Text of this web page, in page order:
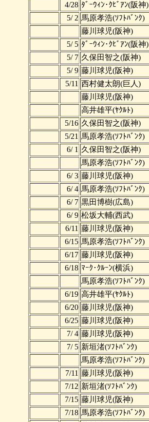
4/28 ﾀﾞｰｳｨﾝ･ｸﾋﾞｱﾝ(阪神)
5/ 2 馬原孝浩(ｿﾌﾄﾊﾞﾝｸ)
藤川球児(阪神)
5/ 5 ﾀﾞｰｳｨﾝ･ｸﾋﾞｱﾝ(阪神)
5/ 7 久保田智之(阪神)
5/ 9 藤川球児(阪神)
5/11 西村健太朗(巨人)
藤川球児(阪神)
高井雄平(ﾔｸﾙﾄ)
5/16 久保田智之(阪神)
5/21 馬原孝浩(ｿﾌﾄﾊﾞﾝｸ)
6/ 1 久保田智之(阪神)
馬原孝浩(ｿﾌﾄﾊﾞﾝｸ)
6/ 3 藤川球児(阪神)
6/ 4 馬原孝浩(ｿﾌﾄﾊﾞﾝｸ)
6/ 7 黒田博樹(広島)
6/ 9 松坂大輔(西武)
6/11 藤川球児(阪神)
6/15 馬原孝浩(ｿﾌﾄﾊﾞﾝｸ)
6/17 藤川球児(阪神)
6/18 ﾏｰｸ･ｸﾙｰﾝ(横浜)
馬原孝浩(ｿﾌﾄﾊﾞﾝｸ)
6/19 高井雄平(ﾔｸﾙﾄ)
6/20 藤川球児(阪神)
6/25 藤川球児(阪神)
7/ 4 藤川球児(阪神)
7/ 5 新垣渚(ｿﾌﾄﾊﾞﾝｸ)
馬原孝浩(ｿﾌﾄﾊﾞﾝｸ)
7/11 藤川球児(阪神)
7/12 新垣渚(ｿﾌﾄﾊﾞﾝｸ)
7/15 藤川球児(阪神)
7/18 馬原孝浩(ｿﾌﾄﾊﾞﾝｸ)